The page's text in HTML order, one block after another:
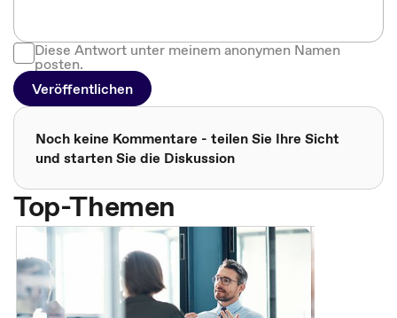
Diese Antwort unter meinem anonymen Namen
posten.
Veröffentlichen
Noch keine Kommentare - teilen Sie Ihre Sicht
und starten Sie die Diskussion
Top-Themen